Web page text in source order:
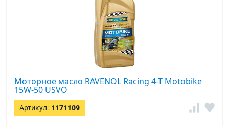
Моторное масло RAVENOL Racing 4-T Motobike
15W-50 USVO
Артикул: 1171109